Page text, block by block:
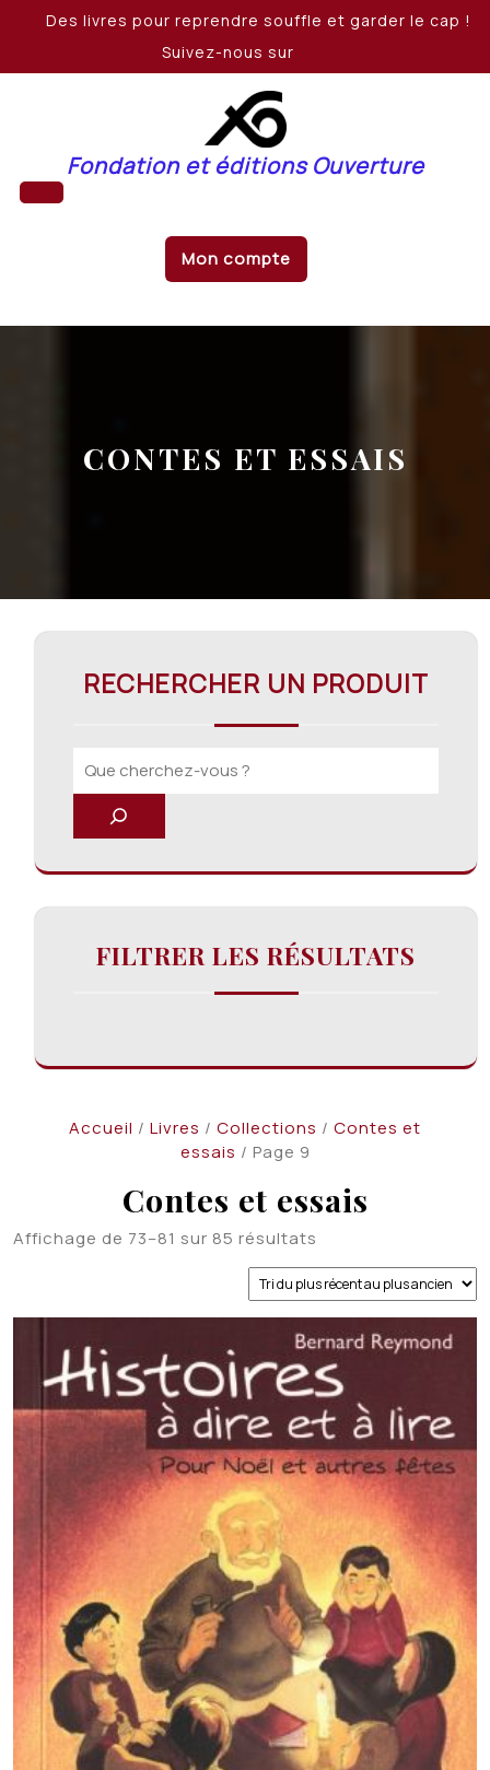
Des livres pour reprendre souffle et garder le cap !
Suivez-nous sur
Fondation et éditions Ouverture
Mon compte
CONTES ET ESSAIS
Accueil / Livres / Collections / Contes et
essais / Page 9
Contes et essais
Affichage de 73–81 sur 85 résultats
plus
au
plus
ancien
RECHERCHER UN PRODUIT
FILTRER LES RÉSULTATS